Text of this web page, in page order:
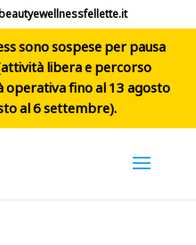
sono sospese per pausa
libera e percorso
operativa fino al 13 agosto
al 6 settembre).